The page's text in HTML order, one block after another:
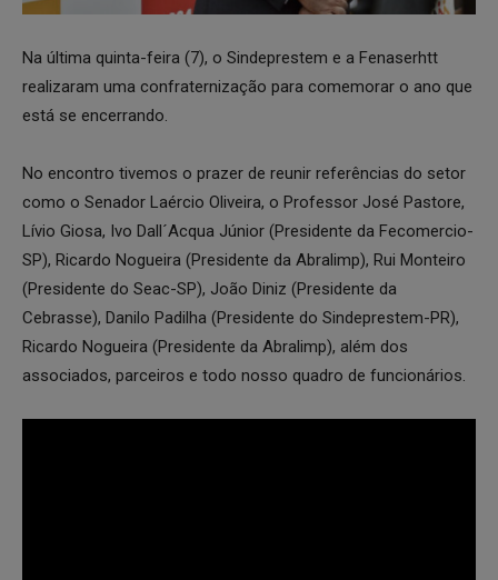
Na última quinta-feira (7), o Sindeprestem e a Fenaserhtt
realizaram uma confraternização para comemorar o ano que
está se encerrando.
No encontro tivemos o prazer de reunir referências do setor
como o Senador Laércio Oliveira, o Professor José Pastore,
Lívio Giosa, Ivo Dall´Acqua Júnior (Presidente da Fecomercio-
SP), Ricardo Nogueira (Presidente da Abralimp), Rui Monteiro
(Presidente do Seac-SP), João Diniz (Presidente da
Cebrasse), Danilo Padilha (Presidente do Sindeprestem-PR),
Ricardo Nogueira (Presidente da Abralimp), além dos
associados, parceiros e todo nosso quadro de funcionários.